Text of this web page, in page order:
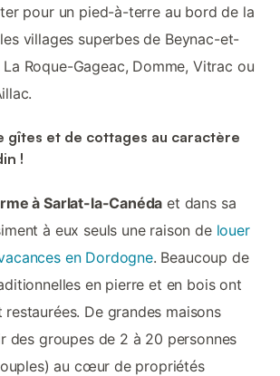
pour un pied-à-terre au bord de la
villages superbes de Beynac-et-
La Roque-Gageac, Domme, Vitrac ou
gîtes et de cottages au caractère
!
à Sarlat-la-Canéda et dans sa
à eux seuls une raison de louer
en Dordogne. Beaucoup de
en pierre et en bois ont
De grandes maisons
des groupes de 2 à 20 personnes
au cœur de propriétés